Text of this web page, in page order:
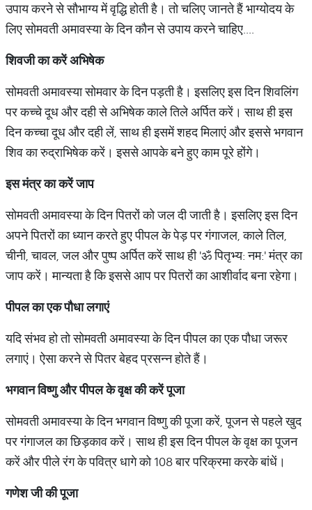
उपाय करने से सौभाग्य में वृद्धि होती है। तो चलिए जानते हैं भाग्योदय के
लिए सोमवती अमावस्या के दिन कौन से उपाय करने चाहिए....
शिवजीकाकरेंअभिषेक
सोमवती अमावस्या सोमवार के दिन पड़ती है। इसलिए इस दिन शिवलिंग
पर कच्चे दूध और दही से अभिषेक काले तिले अर्पित करें। साथ ही इस
दिन कच्चा दूध और दही लें, साथ ही इसमें शहद मिलाएं और इससे भगवान
शिव का रुद्राभिषेक करें। इससे आपके बने हुए काम पूरे होंगे।
इसमंत्रकाकरेंजाप
सोमवती अमावस्या के दिन पितरों को जल दी जाती है। इसलिए इस दिन
अपने पितरों का ध्यान करते हुए पीपल के पेड़ पर गंगाजल, काले तिल,
चीनी, चावल, जल और पुष्प अर्पित करें साथ ही 'ॐ पितृभ्य: नम:' मंत्र का
जाप करें। मान्यता है कि इससे आप पर पितरों का आशीर्वाद बना रहेगा।
पीपलकाएकपौधालगाएं
यदि संभव हो तो सोमवती अमावस्या के दिन पीपल का एक पौधा जरूर
लगाएं। ऐसा करने से पितर बेहद प्रसन्न होते हैं।
भगवानविष्णुऔरपीपलकेवृक्षकीकरेंपूजा
सोमवती अमावस्या के दिन भगवान विष्णु की पूजा करें, पूजन से पहले खुद
पर गंगाजल का छिड़काव करें। साथ ही इस दिन पीपल के वृक्ष का पूजन
करें और पीले रंग के पवित्र धागे को 108 बार परिक्रमा करके बांधें।
गणेशजीकीपूजा